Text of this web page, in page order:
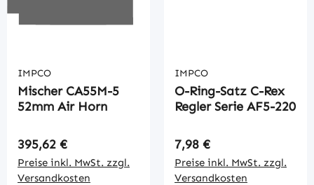
IMPCO
Mischer CA55M-5
52mm Air Horn
Regulärer Preis:
395,62 €
Preise inkl. MwSt. zzgl.
Versandkosten
IMPCO
O-Ring-Satz C-Rex
Regler Serie AF5-220
Regulärer Preis:
7,98 €
Preise inkl. MwSt. zzgl.
Versandkosten